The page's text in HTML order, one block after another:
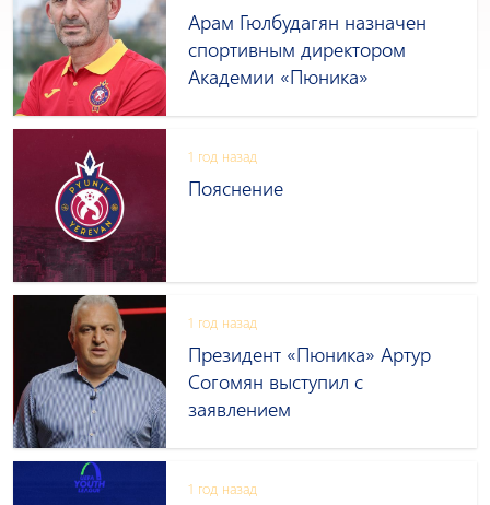
Арам Гюлбудагян назначен
спортивным директором
Академии «Пюникa»
1 год назад
Пояснение
1 год назад
Президент «Пюника» Артур
Согомян выступил с
заявлением
1 год назад